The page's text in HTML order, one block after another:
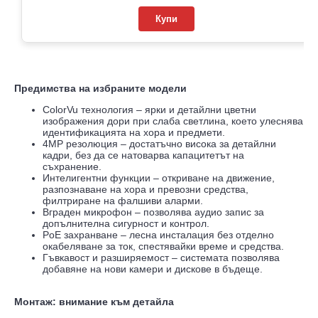
Купи
Предимства на избраните модели
ColorVu технология – ярки и детайлни цветни
изображения дори при слаба светлина, което улеснява
идентификацията на хора и предмети.
4MP резолюция – достатъчно висока за детайлни
кадри, без да се натоварва капацитетът на
съхранение.
Интелигентни функции – откриване на движение,
разпознаване на хора и превозни средства,
филтриране на фалшиви аларми.
Вграден микрофон – позволява аудио запис за
допълнителна сигурност и контрол.
PoE захранване – лесна инсталация без отделно
окабеляване за ток, спестявайки време и средства.
Гъвкавост и разширяемост – системата позволява
добавяне на нови камери и дискове в бъдеще.
Монтаж: внимание към детайла